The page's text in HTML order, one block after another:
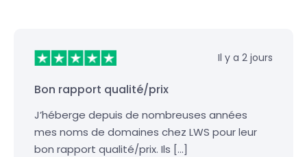
Il y a 2 jours
Bon rapport qualité/prix
J’héberge depuis de nombreuses années
mes noms de domaines chez LWS pour leur
bon rapport qualité/prix. Ils […]